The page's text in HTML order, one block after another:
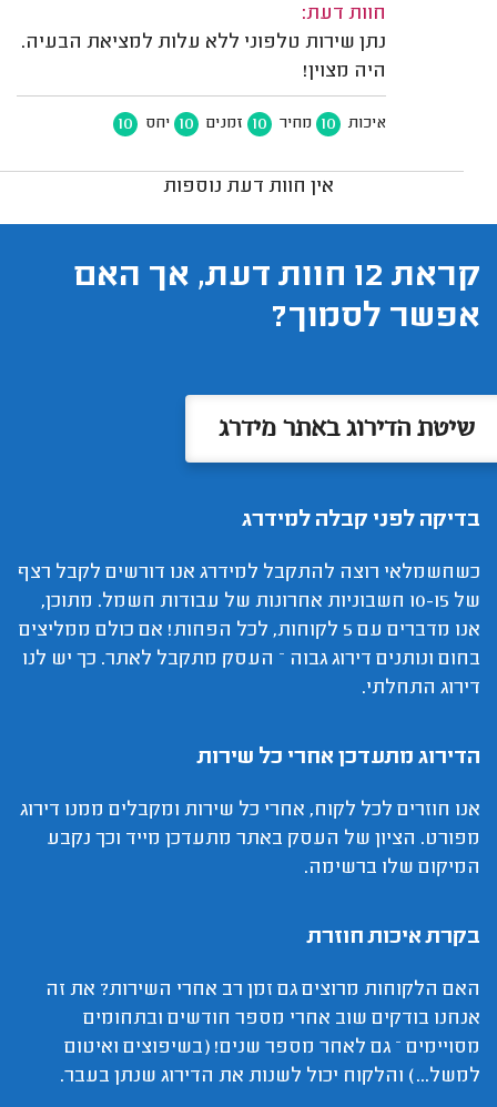
חוות דעת:
נתן שירות טלפוני ללא עלות למציאת הבעיה.
היה מצוין!
איכות 10 מחיר 10 זמנים 10 יחס 10
אין חוות דעת נוספות
קראת 12 חוות דעת, אך האם
אפשר לסמוך?
שיטת הדירוג באתר מידרג
בדיקה לפני קבלה למידרג
כשחשמלאי רוצה להתקבל למידרג אנו דורשים לקבל רצף
של 10-15 חשבוניות אחרונות של עבודות חשמל. מתוכן,
אנו מדברים עם 5 לקוחות, לכל הפחות! אם כולם ממליצים
בחום ונותנים דירוג גבוה – העסק מתקבל לאתר. כך יש לנו
דירוג התחלתי.
הדירוג מתעדכן אחרי כל שירות
אנו חוזרים לכל לקוח, אחרי כל שירות ומקבלים ממנו דירוג
מפורט. הציון של העסק באתר מתעדכן מייד וכך נקבע
המיקום שלו ברשימה.
בקרת איכות חוזרת
האם הלקוחות מרוצים גם זמן רב אחרי השירות? את זה
אנחנו בודקים שוב אחרי מספר חודשים ובתחומים
מסויימים – גם לאחר מספר שנים! (בשיפוצים ואיטום
למשל...) והלקוח יכול לשנות את הדירוג שנתן בעבר.